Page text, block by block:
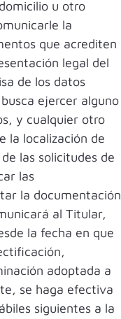
u otro
la
que acrediten
legal del
de los datos
ejercer alguno
y cualquier otro
la localización de
las solicitudes de
las
la documentación
al Titular,
la fecha en que
adoptada a
se haga efectiva
siguientes a la